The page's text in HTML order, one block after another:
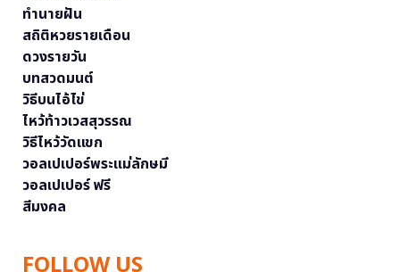
ทำนายฝัน
สถิติหวยรายเดือน
ดวงรายวัน
บทสวดมนต์
วิธีบนไอ้ไข่
ไหว้ท้าวเวสสุวรรณ
วิธีไหว้วัดแขก
วอลเปเปอร์พระแม่ลักษมี
วอลเปเปอร์ ฟรี
สีมงคล